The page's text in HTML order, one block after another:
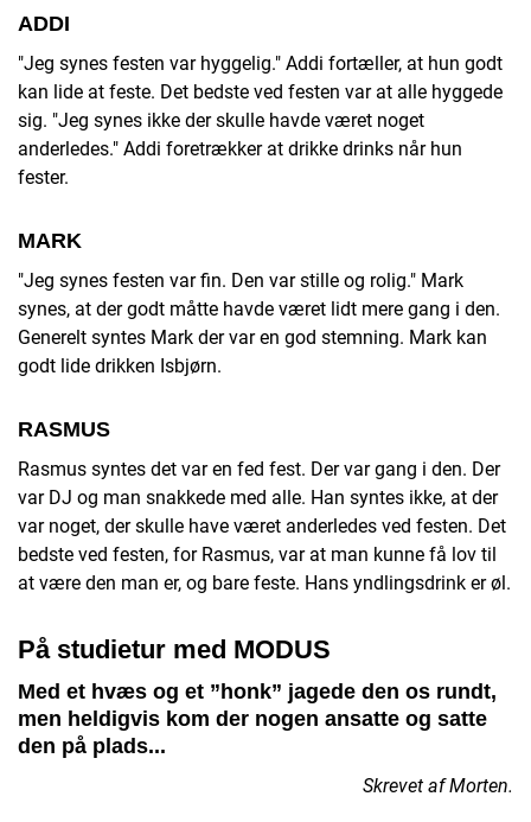
ADDI
"Jeg synes festen var hyggelig." Addi fortæller, at hun godt
kan lide at feste. Det bedste ved festen var at alle hyggede
sig. "Jeg synes ikke der skulle havde været noget
anderledes." Addi foretrækker at drikke drinks når hun
fester.
MARK
"Jeg synes festen var fin. Den var stille og rolig." Mark
synes, at der godt måtte havde været lidt mere gang i den.
Generelt syntes Mark der var en god stemning. Mark kan
godt lide drikken Isbjørn.
RASMUS
Rasmus syntes det var en fed fest. Der var gang i den. Der
var DJ og man snakkede med alle. Han syntes ikke, at der
var noget, der skulle have været anderledes ved festen. Det
bedste ved festen, for Rasmus, var at man kunne få lov til
at være den man er, og bare feste. Hans yndlingsdrink er øl.
På studietur med MODUS
Med et hvæs og et ”honk” jagede den os rundt,
men heldigvis kom der nogen ansatte og satte
den på plads...
Skrevet af Morten.